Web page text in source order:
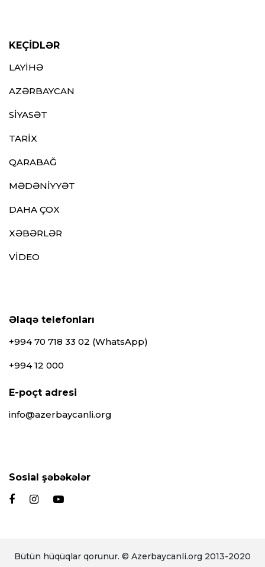
KEÇİDLƏR
LAYİHƏ
AZƏRBAYCAN
SİYASƏT
TARİX
QARABAĞ
MƏDƏNİYYƏT
DAHA ÇOX
XƏBƏRLƏR
VİDEO
Əlaqə telefonları
+994 70 718 33 02 (WhatsApp)
+994 12 000
E-poçt adresi
info@azerbaycanli.org
Sosial şəbəkələr
Bütün hüqüqlar qorunur. © Azerbaycanli.org 2013-2020